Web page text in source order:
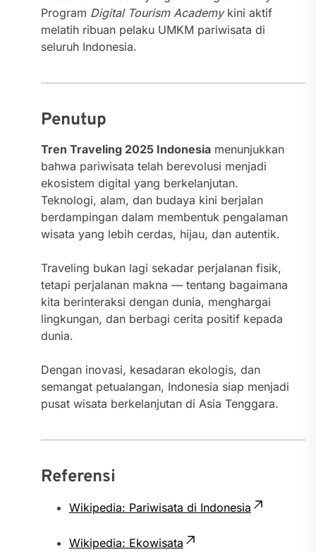
Program Digital Tourism Academykini aktif
melatih ribuan pelaku UMKM pariwisata di
seluruh Indonesia.
Penutup
Tren Traveling 2025 Indonesiamenunjukkan
bahwa pariwisata telah berevolusi menjadi
ekosistem digital yang berkelanjutan.
Teknologi, alam, dan budaya kini berjalan
berdampingan dalam membentuk pengalaman
wisata yang lebih cerdas, hijau, dan autentik.
Traveling bukan lagi sekadar perjalanan fisik,
tetapi perjalanan makna — tentang bagaimana
kita berinteraksi dengan dunia, menghargai
lingkungan, dan berbagi cerita positif kepada
dunia.
Dengan inovasi, kesadaran ekologis, dan
semangat petualangan, Indonesia siap menjadi
pusat wisata berkelanjutan di Asia Tenggara.
Referensi
Wikipedia: Pariwisata di Indonesia
Wikipedia: Ekowisata